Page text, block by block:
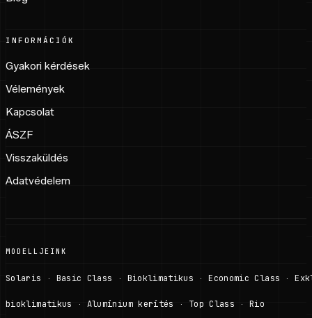
INFORMÁCIÓK
Gyakori kérdések
Vélemények
Kapcsolat
ÁSZF
Visszaküldés
Adatvédelem
MODELLJEINK
Solaris · Basic Class · Bioklimatikus · Economic Class ·
bioklimatikus · Alumínium kerítés · Top Class · Rio